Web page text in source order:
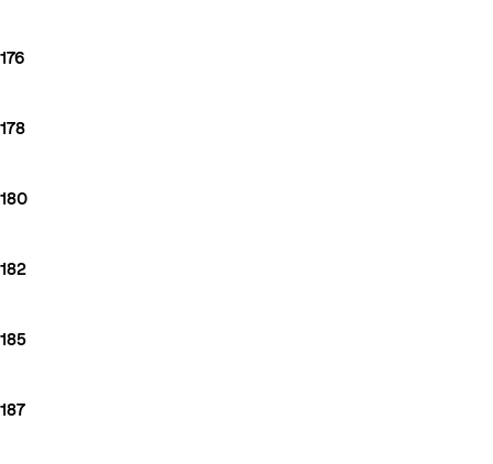
176
178
180
182
185
187